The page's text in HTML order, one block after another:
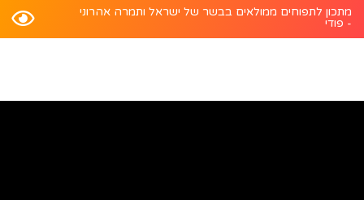
מתכון לתפוחים ממולאים בבשר של ישראל ותמרה אהרוני
- פודי